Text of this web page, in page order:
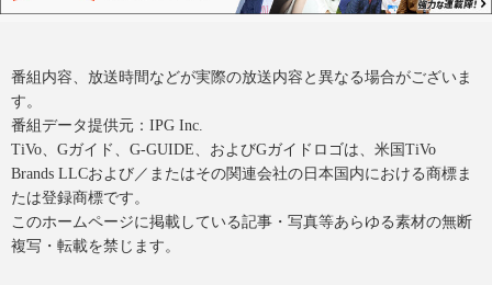
番組内容、放送時間などが実際の放送内容と異なる場合がございま
す。
番組データ提供元：IPG Inc.
TiVo、Gガイド、G-GUIDE、およびGガイドロゴは、米国TiVo
Brands LLCおよび／またはその関連会社の日本国内における商標ま
たは登録商標です。
このホームページに掲載している記事・写真等あらゆる素材の無断
複写・転載を禁じます。